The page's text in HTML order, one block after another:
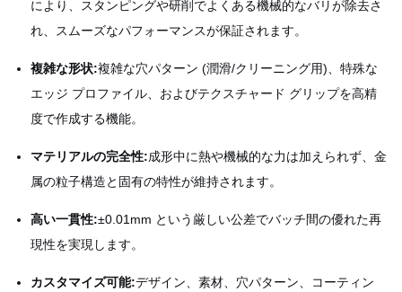
により、スタンピングや研削でよくある機械的なバリが除去さ
れ、スムーズなパフォーマンスが保証されます。
複雑な形状:複雑な穴パターン (潤滑/クリーニング用)、特殊な
エッジ プロファイル、およびテクスチャード グリップを高精
度で作成する機能。
マテリアルの完全性:成形中に熱や機械的な力は加えられず、金
属の粒子構造と固有の特性が維持されます。
高い一貫性:±0.01mm という厳しい公差でバッチ間の優れた再
現性を実現します。
カスタマイズ可能:デザイン、素材、穴パターン、コーティン